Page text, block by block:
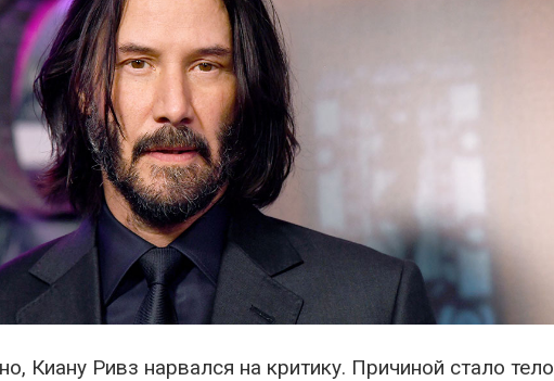
Киану Ривз нарвался на критику. Причиной стало тело